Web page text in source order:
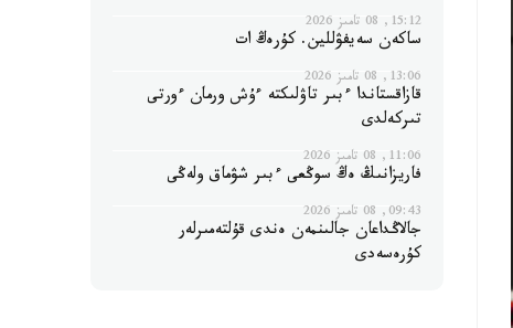
15:12, 08 تامىز 2026
ساكەن سەيفۋللين. كۇرەڭ ات
13:06, 08 تامىز 2026
قازاقستاندا ءبىر تاۋلىكتە ءۇش ورمان ءورتى
تىركەلدى
11:06, 08 تامىز 2026
فاريزانىڭ ەڭ سوڭعى ءبىر شۋماق ولەڭى
09:43, 08 تامىز 2026
جالاڭداعان جالىنمەن ەندى قۇلتەمىرلەر
كۇرەسەدى